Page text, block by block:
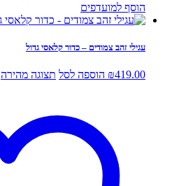
הוסף למועדפים
עגילי זהב צמודים – כדור קלאסי גדול
₪419.00 הוספה לסל תצוגה מהירה